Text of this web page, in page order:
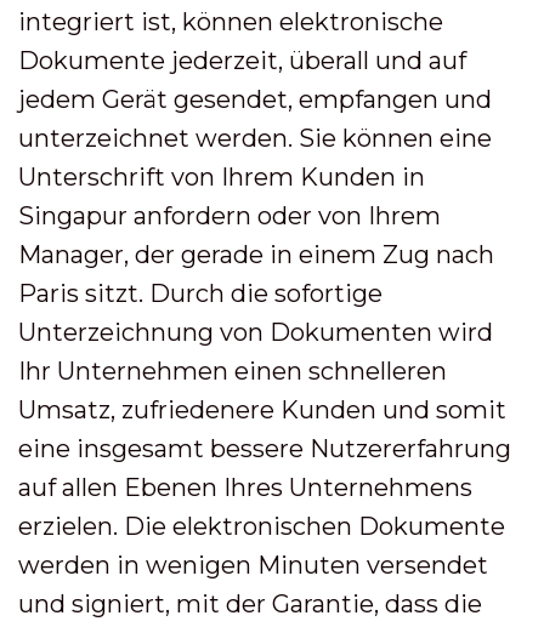
integriert ist, können elektronische
Dokumente jederzeit, überall und auf
jedem Gerät gesendet, empfangen und
unterzeichnet werden. Sie können eine
Unterschrift von Ihrem Kunden in
Singapur anfordern oder von Ihrem
Manager, der gerade in einem Zug nach
Paris sitzt. Durch die sofortige
Unterzeichnung von Dokumenten wird
Ihr Unternehmen einen schnelleren
Umsatz, zufriedenere Kunden und somit
eine insgesamt bessere Nutzererfahrung
auf allen Ebenen Ihres Unternehmens
erzielen. Die elektronischen Dokumente
werden in wenigen Minuten versendet
und signiert, mit der Garantie, dass die